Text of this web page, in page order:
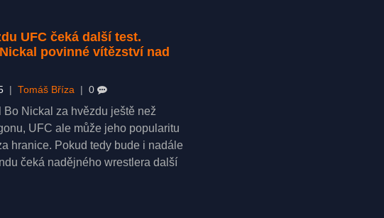
UFC čeká další test.
povinné vítězství nad
Tomáš Bříza 0
Bo Nickal za hvězdu ještě než
UFC ale může jeho popularitu
hranice. Pokud tedy bude i nadále
čeká nadějného wrestlera další